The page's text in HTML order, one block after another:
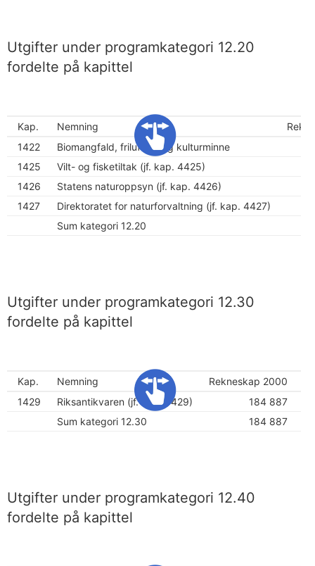
Utgifter under programkategori 12.20
fordelte på kapittel
Kap. Nemning
1422
Biomangfald, friluftsliv og kulturminne
1425
Vilt- og fisketiltak (jf. kap. 4425)
1426
Statens naturoppsyn (jf. kap. 4426)
1427
Direktoratet for naturforvaltning (jf. kap. 4427)
Sum kategori 12.20
Utgifter under programkategori 12.30
fordelte på kapittel
Kap. Nemning Rekneskap 2000
1429
Riksantikvaren (jf. kap. 4429)
184 887
Sum kategori 12.30
184 887
Utgifter under programkategori 12.40
fordelte på kapittel